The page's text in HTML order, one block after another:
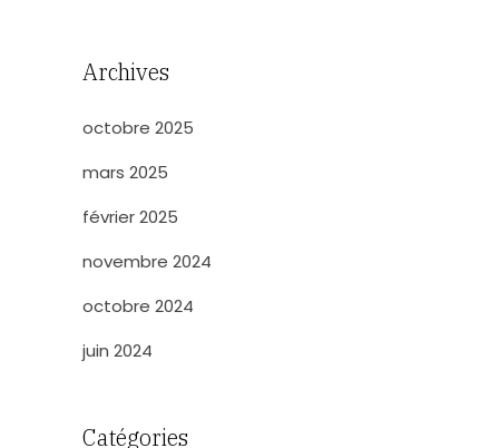
Archives
octobre 2025
mars 2025
février 2025
novembre 2024
octobre 2024
juin 2024
Catégories